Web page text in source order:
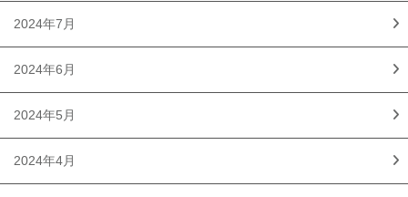
2024年7月
2024年6月
2024年5月
2024年4月